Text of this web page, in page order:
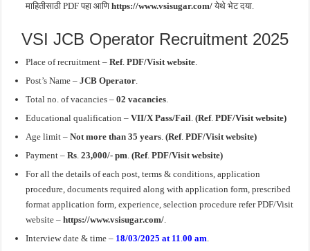
माहितीसाठी PDF पहा आणिhttps://www.vsisugar.com/येथे भेट दया.
VSI JCB Operator Recruitment 2025
Place of recruitment –Ref.PDF/Visit website.
Post’s Name –JCB Operator.
Total no. of vacancies –02 vacancies.
Educational qualification – VII/X Pass/Fail.(Ref.PDF/Visit website)
Age limit – Not more than 35 years.(Ref.PDF/Visit website)
Payment –Rs.23,000/- pm.(Ref.PDF/Visit website)
For all the details of each post, terms & conditions, application
procedure, documents required along with application form, prescribed
format application form, experience, selection procedure refer PDF/Visit
website –https://www.vsisugar.com/.
Interview date & time – 18/03/2025at 11.00 am.